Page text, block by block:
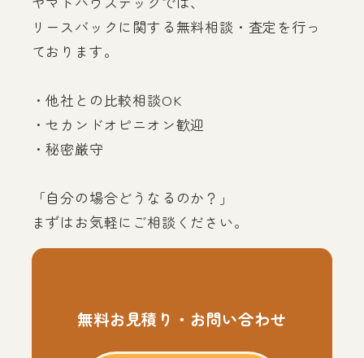
リースバックに関する無料相談・査定を行っ
ております。
・他社との比較相談OK
・セカンドオピニオン歓迎
・秘密厳守
「自分の場合どうなるのか？」
まずはお気軽にご相談ください。
無料お見積り・お問い合わせ